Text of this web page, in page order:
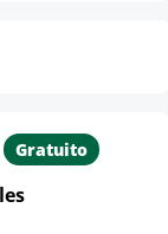
Gratuito